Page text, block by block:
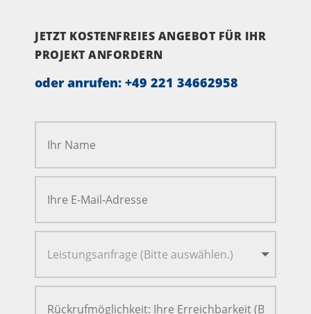
JETZT KOSTENFREIES ANGEBOT FÜR IHR
PROJEKT ANFORDERN
oder anrufen: +49 221 34662958